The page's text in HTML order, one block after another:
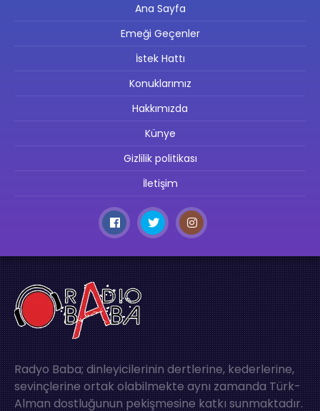
Ana Sayfa
Emeği Geçenler
İstek Hattı
Konuklarımız
Hakkımızda
Künye
Gizlilik politikası
İletişim
Radyo Baba; dinleyicilerinin dertlerine, kederlerine,
sevinçlerine ortak olabilmekte aynı zamanda Türk-
Alman dostluğunun pekişmesine katkı sunmaktadır.